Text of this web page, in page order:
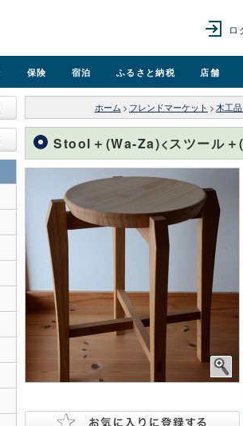
ロ
保険 宿泊 ふるさと納税 店舗
ホーム > フレンドマーケット > 木工
Stool＋(Wa-Za)<スツール＋